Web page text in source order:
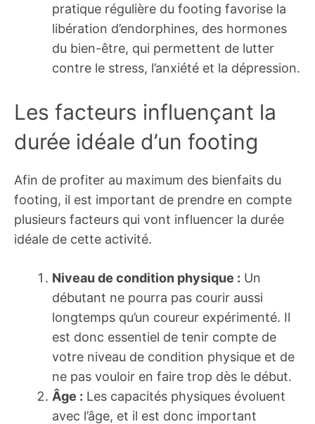
pratique régulière du footing favorise la
libération d’endorphines, des hormones
du bien-être, qui permettent de lutter
contre le stress, l’anxiété et la dépression.
Les facteurs influençant la
durée idéale d’un footing
Afin de profiter au maximum des bienfaits du
footing, il est important de prendre en compte
plusieurs facteurs qui vont influencer la durée
idéale de cette activité.
Niveau de condition physique : Un
débutant ne pourra pas courir aussi
longtemps qu’un coureur expérimenté. Il
est donc essentiel de tenir compte de
votre niveau de condition physique et de
ne pas vouloir en faire trop dès le début.
Âge : Les capacités physiques évoluent
avec l’âge, et il est donc important